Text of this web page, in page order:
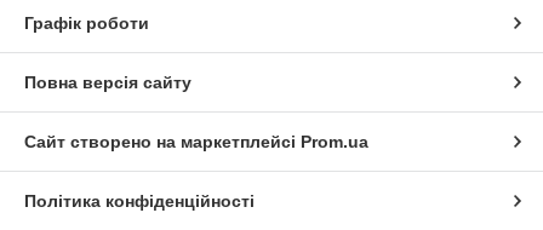
Графік роботи
Повна версія сайту
Сайт створено на маркетплейсі Prom.ua
Політика конфіденційності